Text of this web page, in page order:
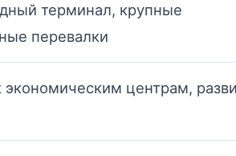
терминал, крупные
перевалки
экономическим центрам,